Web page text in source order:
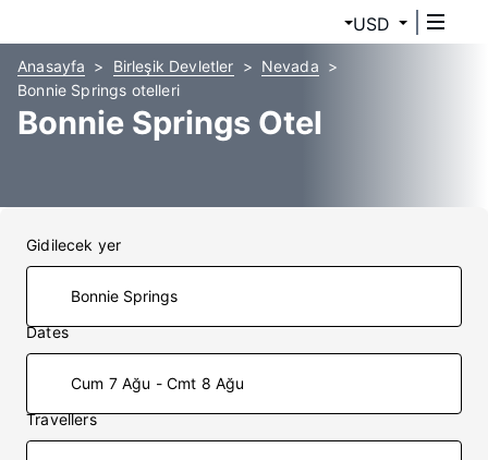
USD
Anasayfa Birleşik Devletler
Nevada
Bonnie Springs otelleri
Bonnie Springs Otel
Gidilecek yer
Dates
Cum 7 Ağu - Cmt 8 Ağu
Travellers